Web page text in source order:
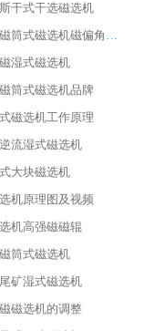
干式干选磁选机
山东永磁筒式磁选机磁偏角怎么调整
湿式磁选机
筒式磁选机品牌
磁选机工作原理
流湿式磁选机
大块磁选机
机原理图及视频
机高强磁磁辊
筒式磁选机
矿湿式磁选机
磁选机的调整